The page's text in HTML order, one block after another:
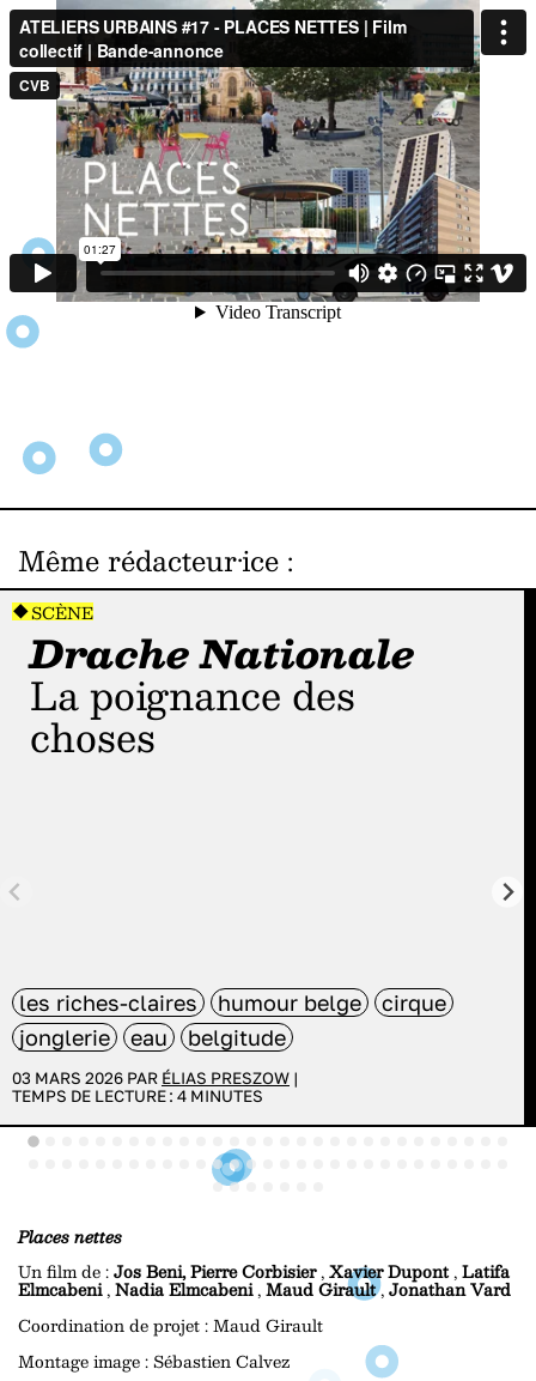
Même rédacteur·ice :
SCÈNE
Drache Nationale
La poignance des
choses
les riches-claires humour belge
cirque
jonglerie
eau belgitude
03 MARS 2026 PAR ÉLIAS PRESZOW |
TEMPS DE LECTURE : 4 MINUTES
Places nettes
Un film de :Jos Beni, Pierre Corbisier,Xavier Dupont,Latifa
Elmcabeni,Nadia Elmcabeni,Maud Girault,Jonathan Vard
Coordination de projet : Maud Girault
Montage image : Sébastien Calvez